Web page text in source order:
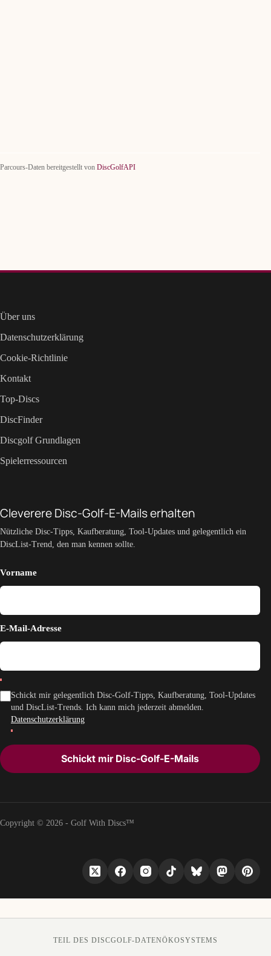
Parcours-Daten bereitgestellt von DiscGolfAPI
Über uns
Datenschutzerklärung
Cookie-Richtlinie
Kontakt
Top-Discs
DiscFinder
Discgolf Grundlagen
Spielerressourcen
Cleverere Disc-Golf-E-Mails erhalten
Nützliche Disc-Tipps, Kaufberatung, Tool-Updates und gelegentlich ein
DiscList-Trend, den man kennen sollte.
Vorname
E-Mail-Adresse
Schickt mir gelegentlich Disc-Golf-Tipps, Kaufberatung, Tool-Updates
und DiscList-Trends. Ich kann mich jederzeit abmelden.
Datenschutzerklärung
Schickt mir Disc-Golf-E-Mails
Copyright © 2026 - Golf With Discs™
TEIL DES DISCGOLF-DATENÖKOSYSTEMS